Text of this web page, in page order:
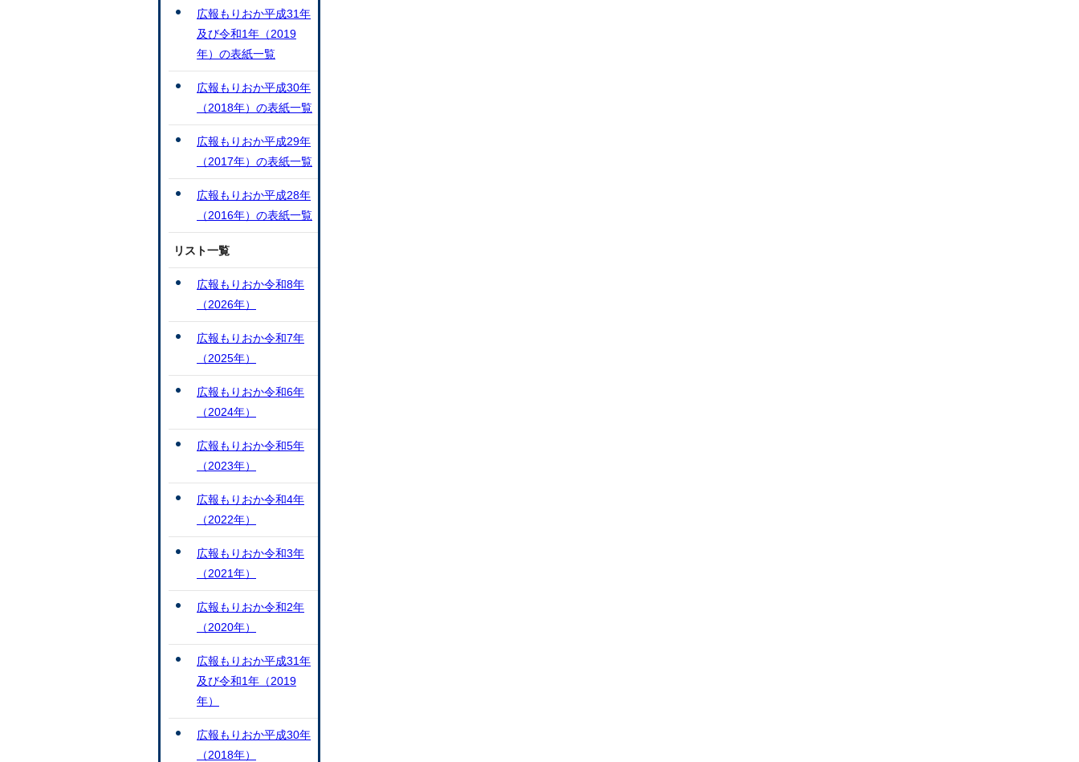
広報もりおか平成31年
及び令和1年（2019
年）の表紙一覧
広報もりおか平成30年
（2018年）の表紙一覧
広報もりおか平成29年
（2017年）の表紙一覧
広報もりおか平成28年
（2016年）の表紙一覧
リスト一覧
広報もりおか令和8年
（2026年）
広報もりおか令和7年
（2025年）
広報もりおか令和6年
（2024年）
広報もりおか令和5年
（2023年）
広報もりおか令和4年
（2022年）
広報もりおか令和3年
（2021年）
広報もりおか令和2年
（2020年）
広報もりおか平成31年
及び令和1年（2019
年）
広報もりおか平成30年
（2018年）